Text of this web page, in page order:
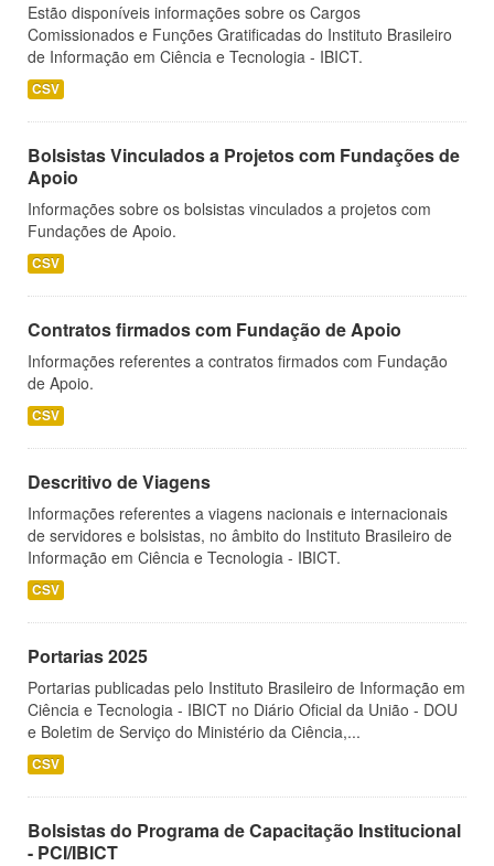
Estão disponíveis informações sobre os Cargos
Comissionados e Funções Gratificadas do Instituto Brasileiro
de Informação em Ciência e Tecnologia - IBICT.
CSV
Bolsistas Vinculados a Projetos com Fundações de
Apoio
Informações sobre os bolsistas vinculados a projetos com
Fundações de Apoio.
CSV
Contratos firmados com Fundação de Apoio
Informações referentes a contratos firmados com Fundação
de Apoio.
CSV
Descritivo de Viagens
Informações referentes a viagens nacionais e internacionais
de servidores e bolsistas, no âmbito do Instituto Brasileiro de
Informação em Ciência e Tecnologia - IBICT.
CSV
Portarias 2025
Portarias publicadas pelo Instituto Brasileiro de Informação em
Ciência e Tecnologia - IBICT no Diário Oficial da União - DOU
e Boletim de Serviço do Ministério da Ciência,...
CSV
Bolsistas do Programa de Capacitação Institucional
- PCI/IBICT